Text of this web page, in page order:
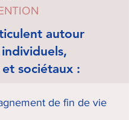
autour
sociétaux :
de fin de vie